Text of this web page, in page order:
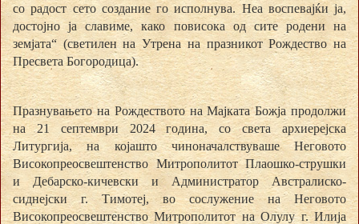
со радост сето создание го исполнува. Неа воспевајќи ја,
достојно ја славиме, како повисока од сите родени на
земјата“ (светилен на Утрена на празникот Рождество на
Пресвета Богородица).
Празнувањето на Рождеството на Мајката Божја продолжи
на 21 септември 2024 година, со света архиерејска
Литургија, на којашто чиноначалствуваше Неговото
Високопреосвештенство Митрополитот Плаошко-струшки
и Дебарско-кичевски и Администратор Австралиско-
сиднејски г. Тимотеј, во сослужение на Неговото
Високопреосвештенство Митрополитот на Олулу г. Илија